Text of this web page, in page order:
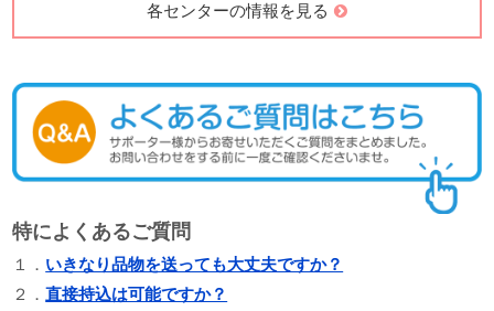
各センターの情報を見る
特によくあるご質問
１． いきなり品物を送っても大丈夫ですか？
２．直接持込は可能ですか？